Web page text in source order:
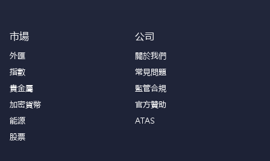
市場
外匯
指數
貴金屬
加密貨幣
能源
股票
公司
關於我們
常見問題
監管合規
官方贊助
ATAS